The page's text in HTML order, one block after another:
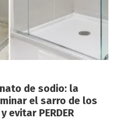
de sodio: la
el sarro de los
evitar PERDER